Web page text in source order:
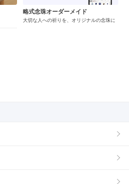
略式念珠オーダーメイド
大切な人への祈りを、オリジナルの念珠に